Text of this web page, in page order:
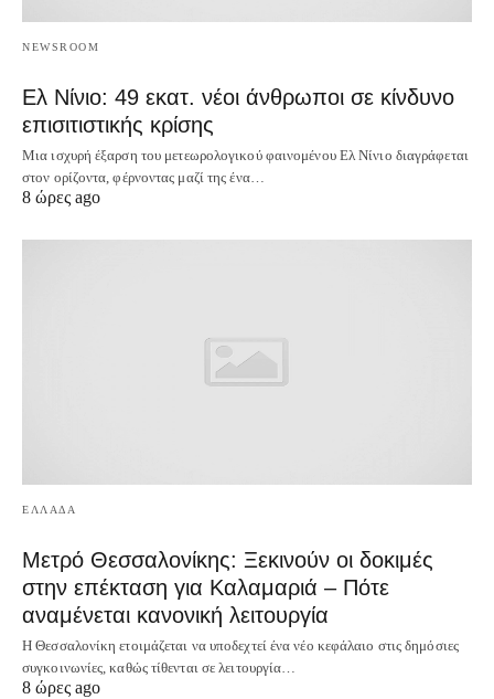
NEWSROOM
Ελ Νίνιο: 49 εκατ. νέοι άνθρωποι σε κίνδυνο
επισιτιστικής κρίσης
Μια ισχυρή έξαρση του μετεωρολογικού φαινομένου Ελ Νίνιο διαγράφεται
στον ορίζοντα, φέρνοντας μαζί της ένα…
8 ώρες ago
ΕΛΛΑΔΑ
Μετρό Θεσσαλονίκης: Ξεκινούν οι δοκιμές
στην επέκταση για Καλαμαριά – Πότε
αναμένεται κανονική λειτουργία
Η Θεσσαλονίκη ετοιμάζεται να υποδεχτεί ένα νέο κεφάλαιο στις δημόσιες
συγκοινωνίες, καθώς τίθενται σε λειτουργία…
8 ώρες ago